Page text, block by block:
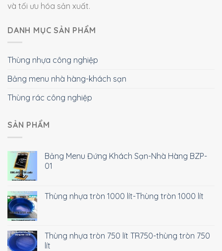
và tối ưu hóa sản xuất.
DANH MỤC SẢN PHẨM
Thùng nhựa công nghiệp
Bảng menu nhà hàng-khách sạn
Thùng rác công nghiệp
SẢN PHẨM
Bảng Menu Đứng Khách Sạn-Nhà Hàng BZP-
01
Thùng nhựa tròn 1000 lít-Thùng tròn 1000 lít
Thùng nhựa tròn 750 lít TR750-thùng tròn 750
lít